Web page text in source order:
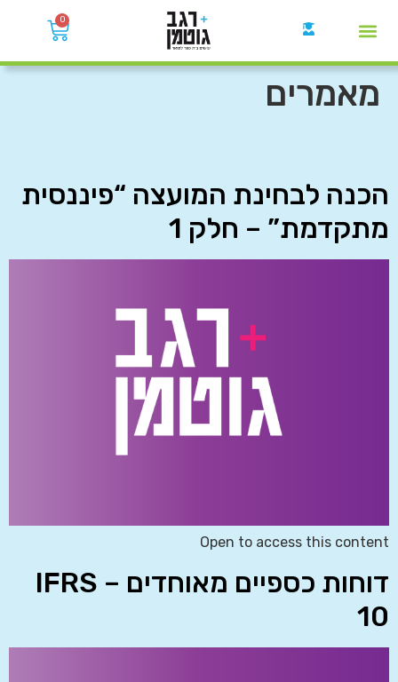
0
מאמרים
הכנה לבחינת המועצה “פיננסית
מתקדמת” – חלק 1
Open to access this content
דוחות כספיים מאוחדים – IFRS
10